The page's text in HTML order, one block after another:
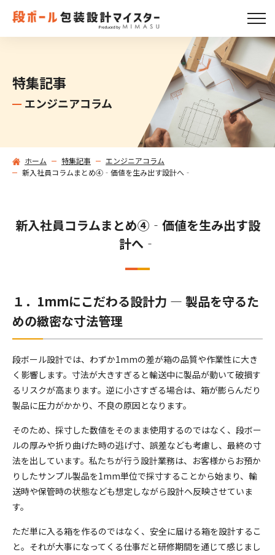
特集記事
エンジニアコラム
ホーム 特集記事
エンジニアコラム
新入社員コラムまとめ④‐価値を生み出す設計へ‐
新入社員コラムまとめ④‐価値を生み出す設
計へ‐
１．1mmにこだわる設計力 ― 製品を守るた
めの緻密な寸法管理
段ボール設計では、わずか1mmの差が箱の品質や作業性に大き
く影響します。寸法が大きすぎると輸送中に製品が動いて破損す
るリスクが高まります。逆に小さすぎる場合は、箱が膨らんだり
製品に圧力がかかり、不良の原因となります。
そのため、採寸した数値をそのまま使用するのではなく、段ボー
ルの厚みや折り曲げた時の逃げ寸、誤差なども考慮し、最終の寸
法を出しています。私たちが行う設計業務は、お客様からお預か
りしたサンプル製品を1mm単位で採寸することから始まり、輸
送時や保管時の状態なども想定しながら設計へ反映させていま
す。
ただ単に入る箱を作るのではなく、安全に届ける箱を設計するこ
と。それが大事になってくる仕事だと研修期間を通じて感じまし